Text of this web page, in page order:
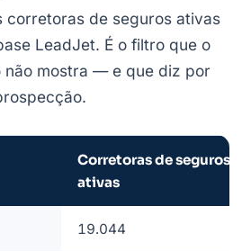
corretoras de seguros ativas
LeadJet. É o filtro que o
não mostra — e que diz por
Corretoras de seguros
ativas
19.044